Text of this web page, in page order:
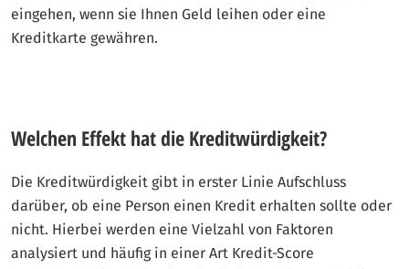
eingehen, wenn sie Ihnen Geld leihen oder eine
Kreditkarte gewähren.
Welchen Effekt hat die Kreditwürdigkeit?
Die Kreditwürdigkeit gibt in erster Linie Aufschluss
darüber, ob eine Person einen Kredit erhalten sollte oder
nicht. Hierbei werden eine Vielzahl von Faktoren
analysiert und häufig in einer Art Kredit-Score